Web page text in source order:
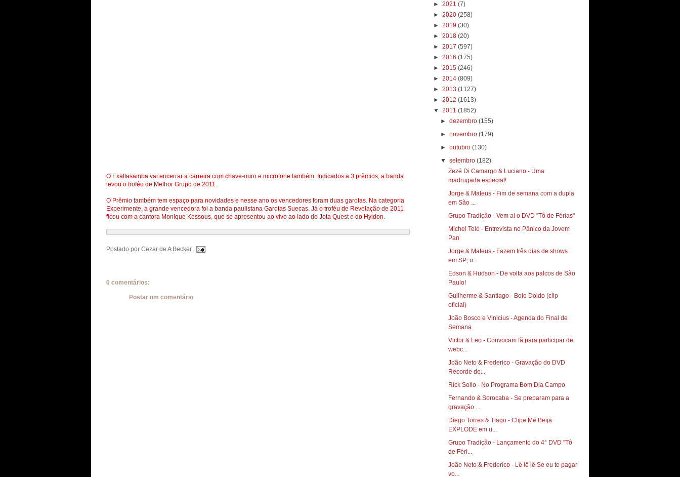
O Exaltasamba vai encerrar a carreira com chave-ouro e microfone também. Indicados a 3 prêmios, a banda
levou o troféu de Melhor Grupo de 2011.
O Prêmio também tem espaço para novidades e nesse ano os vencedores foram duas garotas. Na categoria
Experimente, a grande vencedora foi a banda paulistana Garotas Suecas. Já o troféu de Revelação de 2011
ficou com a cantora Monique Kessous, que se apresentou ao vivo ao lado do Jota Quest e do Hyldon.
Postado por Cezar de A Becker
0 comentários:
Postar um comentário
► 2021 (7)
► 2020 (258)
► 2019 (30)
► 2018 (20)
► 2017 (597)
► 2016 (175)
► 2015 (246)
► 2014 (809)
► 2013 (1127)
► 2012 (1613)
▼ 2011 (1852)
►dezembro(155)
►novembro(179)
►outubro(130)
▼setembro(182)
Zezé Di Camargo & Luciano - Uma
madrugada especial!
Jorge & Mateus - Fim de semana com a dupla
em São ...
Grupo Tradição - Vem ai o DVD "Tô de Férias"
Michel Teló - Entrevista no Pânico da Jovem
Pan
Jorge & Mateus - Fazem três dias de shows
em SP; u...
Edson & Hudson - De volta aos palcos de São
Paulo!‏
Guilherme & Santiago - Bolo Doido (clip
oficial)
João Bosco e Vinicius - Agenda do Final de
Semana
Victor & Leo - Convocam fã para participar de
webc...
João Neto & Frederico - Gravação do DVD
Recorde de...
Rick Sollo - No Programa Bom Dia Campo‏
Fernando & Sorocaba - Se preparam para a
gravação ...
Diego Torres & Tiago - Clipe Me Beija
EXPLODE em u...
Grupo Tradição - Lançamento do 4° DVD "Tô
de Féri...
João Neto & Frederico - Lê lê lê Se eu te pagar
vo...